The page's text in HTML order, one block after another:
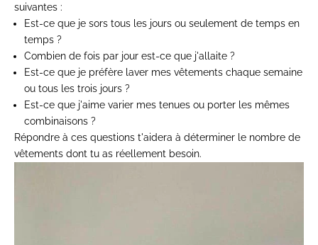
suivantes :
Est-ce que je sors tous les jours ou seulement de temps en
temps ?
Combien de fois par jour est-ce que j'allaite ?
Est-ce que je préfère laver mes vêtements chaque semaine
ou tous les trois jours ?
Est-ce que j'aime varier mes tenues ou porter les mêmes
combinaisons ?
Répondre à ces questions t'aidera à déterminer le nombre de
vêtements dont tu as réellement besoin.